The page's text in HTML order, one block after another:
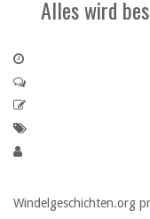
Alles wird
Windelgeschichten.org